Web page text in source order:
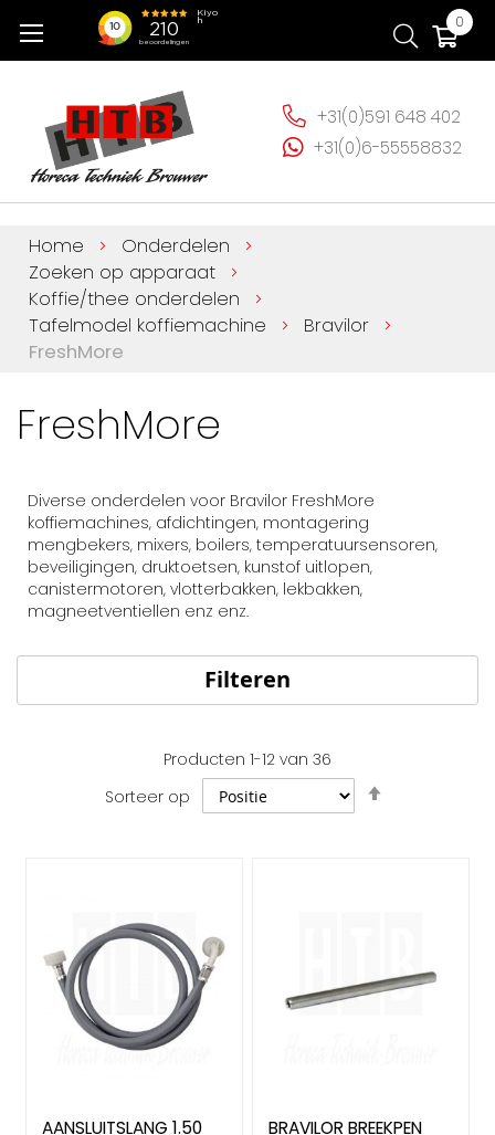
naar
0
+31(0)591 648 402
+31(0)6-55558832
Home
Onderdelen
Zoeken op apparaat
Koffie/thee onderdelen
Tafelmodel koffiemachine
Bravilor
FreshMore
FreshMore
Diverse onderdelen voor Bravilor FreshMore
koffiemachines, afdichtingen, montagering
mengbekers, mixers, boilers, temperatuursensoren,
beveiligingen, druktoetsen, kunstof uitlopen,
canistermotoren, vlotterbakken, lekbakken,
magneetventiellen enz enz.
Filteren
Producten 1-12 van 36
Sorteer op
AANSLUITSLANG 1.50
BRAVILOR BREEKPEN